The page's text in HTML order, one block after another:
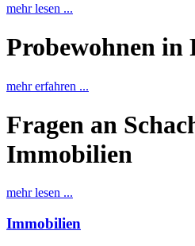
mehr lesen ...
Probewohnen in
mehr erfahren ...
Fragen an
Immobilien
mehr lesen ...
Immobilien